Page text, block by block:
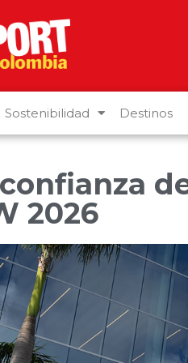
Sostenibilidad Destinos
2026